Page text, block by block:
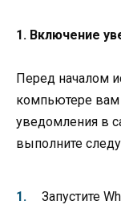
1. Включение
Перед началом
компьютере вам
уведомления в
выполните
Запустите